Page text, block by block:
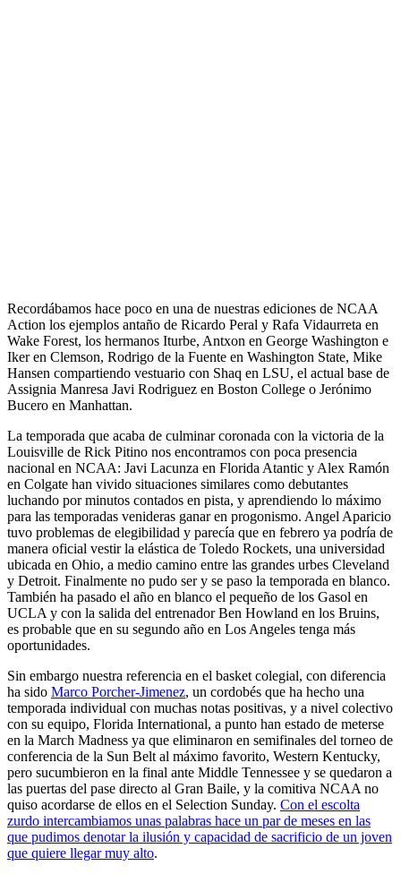
Recordábamos hace poco en una de nuestras ediciones de NCAA
Action los ejemplos antaño de Ricardo Peral y Rafa Vidaurreta en
Wake Forest, los hermanos Iturbe, Antxon en George Washington e
Iker en Clemson, Rodrigo de la Fuente en Washington State, Mike
Hansen compartiendo vestuario con Shaq en LSU, el actual base de
Assignia Manresa Javi Rodriguez en Boston College o Jerónimo
Bucero en Manhattan.
La temporada que acaba de culminar coronada con la victoria de la
Louisville de Rick Pitino nos encontramos con poca presencia
nacional en NCAA: Javi Lacunza en Florida Atantic y Alex Ramón
en Colgate han vivido situaciones similares como debutantes
luchando por minutos contados en pista, y aprendiendo lo máximo
para las temporadas venideras ganar en progonismo. Angel Aparicio
tuvo problemas de elegibilidad y parecía que en febrero ya podría de
manera oficial vestir la elástica de Toledo Rockets, una universidad
ubicada en Ohio, a medio camino entre las grandes urbes Cleveland
y Detroit. Finalmente no pudo ser y se paso la temporada en blanco.
También ha pasado el año en blanco el pequeño de los Gasol en
UCLA y con la salida del entrenador Ben Howland en los Bruins,
es probable que en su segundo año en Los Angeles tenga más
oportunidades.
Sin embargo nuestra referencia en el basket colegial, con diferencia
ha sido Marco Porcher-Jimenez, un cordobés que ha hecho una
temporada individual con muchas notas positivas, y a nivel colectivo
con su equipo, Florida International, a punto han estado de meterse
en la March Madness ya que eliminaron en semifinales del torneo de
conferencia de la Sun Belt al máximo favorito, Western Kentucky,
pero sucumbieron en la final ante Middle Tennessee y se quedaron a
las puertas del pase directo al Gran Baile, y la comitiva NCAA no
quiso acordarse de ellos en el Selection Sunday. Con el escolta
zurdo intercambiamos unas palabras hace un par de meses en las
que pudimos denotar la ilusión y capacidad de sacrificio de un joven
que quiere llegar muy alto.